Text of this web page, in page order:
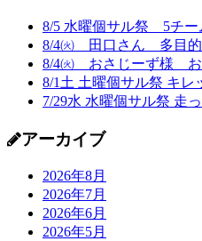
8/5 水曜個サル祭 5チー
8/4㈫ 田口さん 多目的
8/4㈫ おさじーず様 お
8/1土 土曜個サル祭 キレ
7/29水 水曜個サル祭 走っ
アーカイブ
2026年8月
2026年7月
2026年6月
2026年5月